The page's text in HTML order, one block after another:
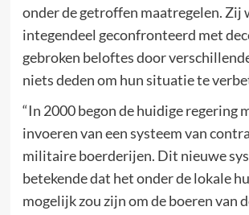
onder de getroffen maatregelen. Zij
integendeel geconfronteerd met
gebroken beloftes door
niets deden om hun situatie te
“In 2000 begon de huidige regering
invoeren van een systeem van
militaire boerderijen. Dit nieuwe
betekende dat het onder de lokale
mogelijk zou zijn om de boeren van